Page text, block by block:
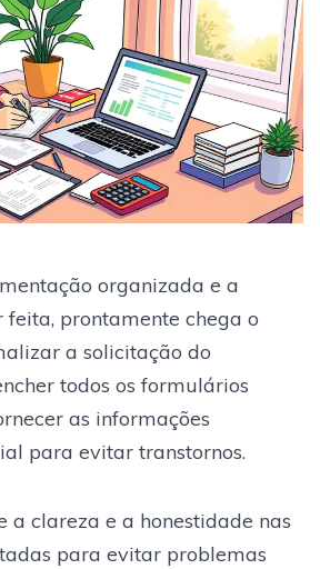
organizada e a
feita, prontamente chega o
a solicitação do
todos os formulários
as informações
para evitar transtornos.
a clareza e a honestidade nas
para evitar problemas